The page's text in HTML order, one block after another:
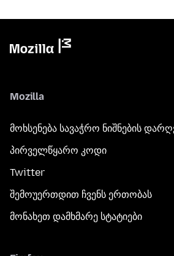
Mozilla
მოხსენება სავაჭრო ნიშნების
პირველწყარო კოდი
Twitter
შემოუერთდით ჩვენს ერთობას
მონახეთ დამხმარე სტატიები